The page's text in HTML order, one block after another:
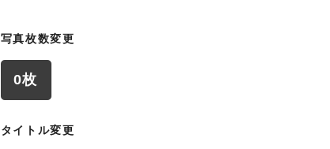
写真枚数変更
0枚
タイトル変更